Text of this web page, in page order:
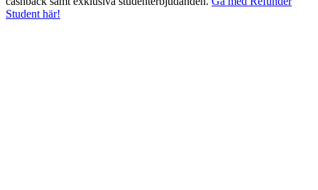
Student här!